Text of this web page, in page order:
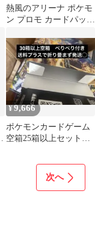
熱風のアリーナ ポケモ
ン プロモ カードパック
¥9,666
ポケモンカードゲーム
空箱25箱以上セット
次へ